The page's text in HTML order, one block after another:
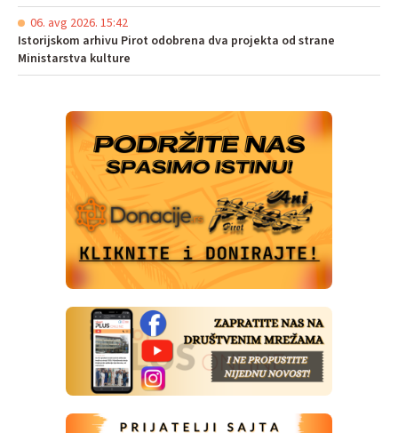
06. avg 2026. 15:42
Istorijskom arhivu Pirot odobrena dva projekta od strane
Ministarstva kulture